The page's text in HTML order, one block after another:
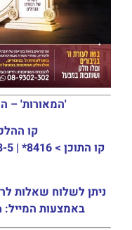
'המאורות' –
קו
קו התוכן >
ניתן לשלוח שאלות
באמצעות המייל: sm088302222@gmail.com